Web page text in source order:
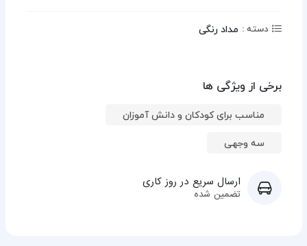
دسته : مداد رنگی
برخی از ویژگی ها
مناسب برای کودکان و دانش آموزان
سه وجهی
ارسال سریع در روز کاری
تضمین شده